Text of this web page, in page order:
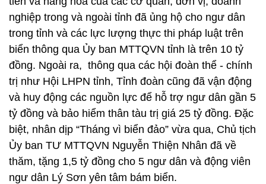
nghiệp trong và ngoài tỉnh đã ủng hộ cho ngư dân
trong tỉnh và các lực lượng thực thi pháp luật trên
biển thông qua Ủy ban MTTQVN tỉnh là trên 10 tỷ
đồng. Ngoài ra, thông qua các hội đoàn thể - chính
trị như Hội LHPN tỉnh, Tỉnh đoàn cũng đã vận động
và huy động các nguồn lực để hỗ trợ ngư dân gần 5
tỷ đồng và bảo hiểm thân tàu trị giá 25 tỷ đồng. Đặc
biệt, nhân dịp “Tháng vì biển đảo” vừa qua, Chủ tịch
Ủy ban TƯ MTTQVN Nguyễn Thiện Nhân đã về
thăm, tặng 1,5 tỷ đồng cho 5 ngư dân và động viên
ngư dân Lý Sơn yên tâm bám biển.